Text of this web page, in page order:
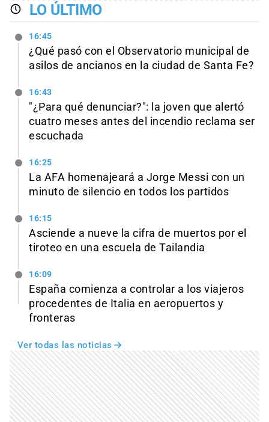
LO ÚLTIMO
16:45
¿Qué pasó con el Observatorio municipal de
asilos de ancianos en la ciudad de Santa Fe?
16:43
"¿Para qué denunciar?": la joven que alertó
cuatro meses antes del incendio reclama ser
escuchada
16:25
La AFA homenajeará a Jorge Messi con un
minuto de silencio en todos los partidos
16:15
Asciende a nueve la cifra de muertos por el
tiroteo en una escuela de Tailandia
16:09
España comienza a controlar a los viajeros
procedentes de Italia en aeropuertos y
fronteras
Ver todas las noticias